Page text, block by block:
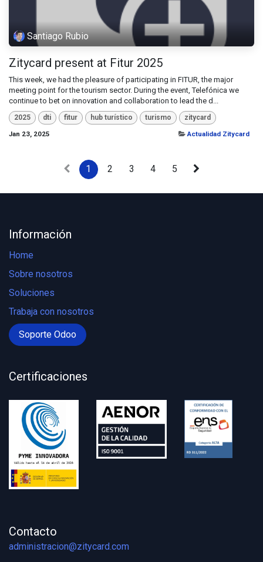
Santiago Rubio
Zitycard present at Fitur 2025
This week, we had the pleasure of participating in FITUR, the major
meeting point for the tourism sector. During the event, Telefónica ​we
continue to bet on innovation and collaboration to lead the d...
2025 dti fitur hub turístico turismo
zitycard
Jan 23, 2025
Actualidad Zitycard
1 2 3 4 5
Información
Home
Sobre nosotros
Soluciones
Trabaja con nosotros
Soporte Odoo
Certificaciones
Contacto
administracion@zitycard.com